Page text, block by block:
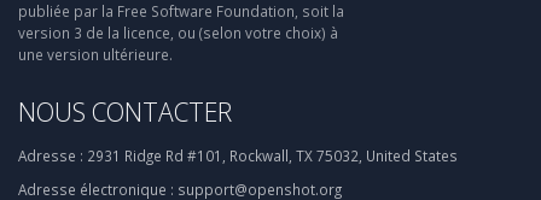
publiée par la Free Software Foundation, soit la
version 3 de la licence, ou (selon votre choix) à
une version ultérieure.
NOUS CONTACTER
Adresse : 2931 Ridge Rd #101, Rockwall, TX 75032, United States
Adresse électronique : support@openshot.org